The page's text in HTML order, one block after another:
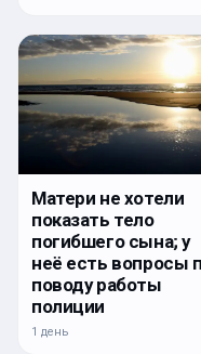
Матери не хотели
показать тело
погибшего сына; у
неё есть вопросы
поводу работы
полиции
1 день